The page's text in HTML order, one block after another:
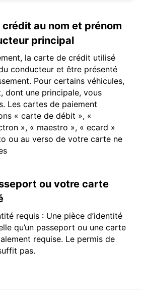
au nom et prénom
principal
la carte de crédit utilisé
conducteur et être présenté
Pour certains véhicules,
dont une principale, vous
Les cartes de paiement
« carte de débit », «
», « maestro », « ecard »
ou au verso de votre carte ne
ou votre carte
requis : Une pièce d’identité
qu’un passeport ou une carte
requise. Le permis de
pas.